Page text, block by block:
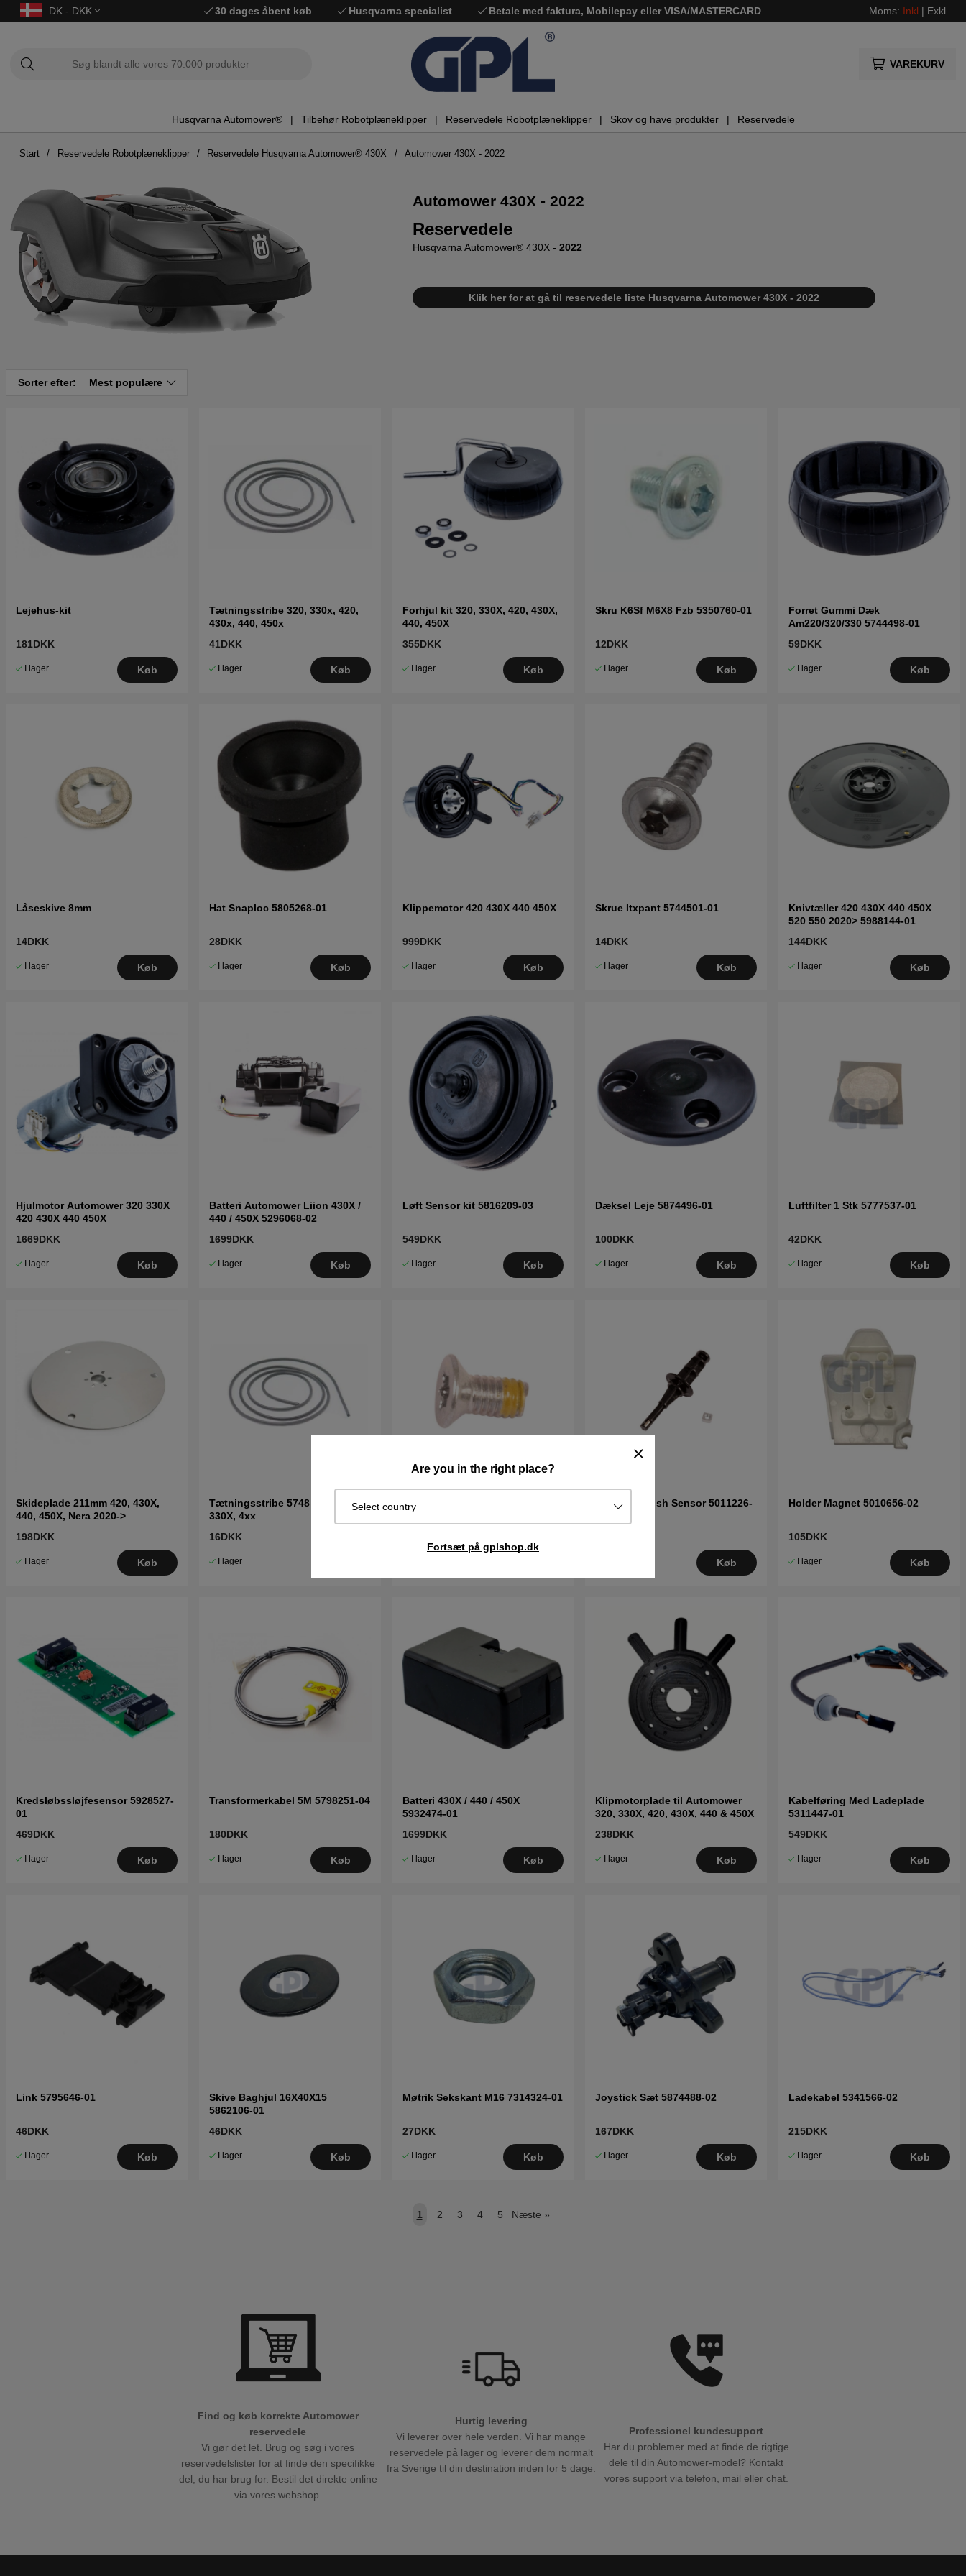
DK - DKK 30 dages åbent køb Husqvarna specialist Betale med faktura, Mobilepay eller VISA/MASTERCARD Moms: Inkl | Exkl
VAREKURV
Husqvarna Automower® Tilbehør Robotplæneklipper Reservedele Robotplæneklipper Skov og have produkter Reservedele
Are you in the right place?
Select country
Fortsæt på gplshop.dk
Start Reservedele Robotplæneklipper Reservedele Husqvarna Automower® 430X Automower 430X - 2022
Automower 430X - 2022
Reservedele
Husqvarna Automower® 430X - 2022
Klik her for at gå til reservedele liste Husqvarna Automower 430X - 2022
Sorter efter: Mest populære
Lejehus-kit
181DKK
I lager Køb
Tætningsstribe 320, 330x, 420,
430x, 440, 450x
41DKK
I lager Køb
Forhjul kit 320, 330X, 420, 430X,
440, 450X
355DKK
I lager Køb
Skru K6Sf M6X8 Fzb 5350760-01
12DKK
I lager Køb
Forret Gummi Dæk
Am220/320/330 5744498-01
59DKK
I lager Køb
Låseskive 8mm
14DKK
I lager Køb
Hat Snaploc 5805268-01
28DKK
I lager Køb
Klippemotor 420 430X 440 450X
999DKK
I lager Køb
Skrue Itxpant 5744501-01
14DKK
I lager Køb
Knivtæller 420 430X 440 450X
520 550 2020> 5988144-01
144DKK
I lager Køb
Hjulmotor Automower 320 330X
420 430X 440 450X
1669DKK
I lager Køb
Batteri Automower Liion 430X /
440 / 450X 5296068-02
1699DKK
I lager Køb
Løft Sensor kit 5816209-03
549DKK
I lager Køb
Dæksel Leje 5874496-01
100DKK
I lager Køb
Luftfilter 1 Stk 5777537-01
42DKK
I lager Køb
Skideplade 211mm 420, 430X,
440, 450X, Nera 2020->
198DKK
I lager Køb
Tætningsstribe 5748747-06 320,
330X, 4xx
16DKK
I lager
Skrue M4 Forsænket 5351305-02
Joystick Crash Sensor 5011226-
Køb
Holder Magnet 5010656-02
105DKK
I lager Køb
Kredsløbssløjfesensor 5928527-
01
469DKK
I lager Køb
Transformerkabel 5M 5798251-04
180DKK
I lager Køb
Batteri 430X / 440 / 450X
5932474-01
1699DKK
I lager Køb
Klipmotorplade til Automower
320, 330X, 420, 430X, 440 & 450X
238DKK
I lager Køb
Kabelføring Med Ladeplade
5311447-01
549DKK
I lager Køb
Link 5795646-01
46DKK
I lager Køb
Skive Baghjul 16X40X15
5862106-01
46DKK
I lager Køb
Møtrik Sekskant M16 7314324-01
27DKK
I lager Køb
Joystick Sæt 5874488-02
167DKK
I lager Køb
Ladekabel 5341566-02
215DKK
I lager Køb
1 2 3 4 5 Næste »
Find og køb korrekte Automower
reservedele
Vi gør det let. Brug og søg i vores
reservedelslister for at finde den specifikke
del, du har brug for. Bestil det direkte online
via vores webshop.
Hurtig levering
Vi leverer over hele verden. Vi har mange
reservedele på lager og leverer dem normalt
fra Sverige til din destination inden for 5 dage.
Professionel kundesupport
Har du problemer med at finde de rigtige
dele til din Automower-model? Kontakt
vores support via telefon, mail eller chat.